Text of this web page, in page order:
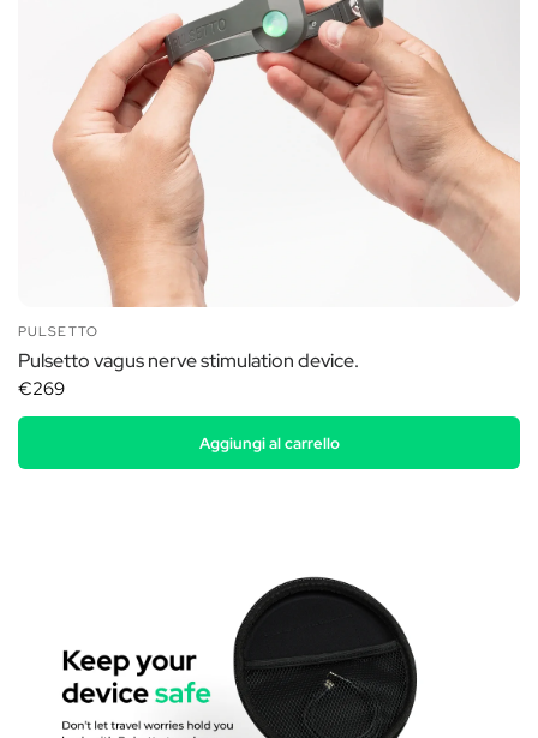
PULSETTO
Pulsetto vagus nerve stimulation device.
€269
Aggiungi al carrello